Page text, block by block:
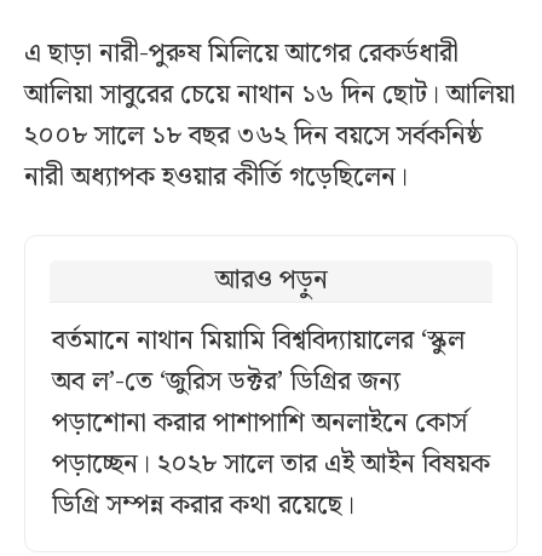
এ ছাড়া নারী-পুরুষ মিলিয়ে আগের রেকর্ডধারী
আলিয়া সাবুরের চেয়ে নাথান ১৬ দিন ছোট। আলিয়া
২০০৮ সালে ১৮ বছর ৩৬২ দিন বয়সে সর্বকনিষ্ঠ
নারী অধ্যাপক হওয়ার কীর্তি গড়েছিলেন।
আরও পড়ুন
বর্তমানে নাথান মিয়ামি বিশ্ববিদ্যায়ালের ‘স্কুল
অব ল’-তে ‘জুরিস ডক্টর’ ডিগ্রির জন্য
পড়াশোনা করার পাশাপাশি অনলাইনে কোর্স
পড়াচ্ছেন। ২০২৮ সালে তার এই আইন বিষয়ক
ডিগ্রি সম্পন্ন করার কথা রয়েছে।